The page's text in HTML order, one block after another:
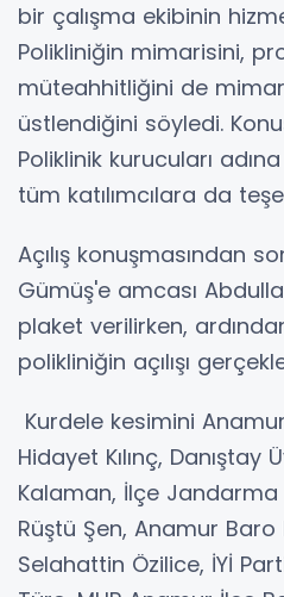
bir çalışma ekibinin
Polikliniğin mimarisini,
müteahhitliğini de
üstlendiğini söyledi.
Poliklinik kurucuları
tüm katılımcılara da
Açılış konuşmasından
Gümüş'e amcası
plaket verilirken,
polikliniğin açılışı
Kurdele kesimini
Hidayet Kılınç, Danıştay
Kalaman, İlçe Jandarma
Rüştü Şen, Anamur Baro
Selahattin Özilice, İYİ